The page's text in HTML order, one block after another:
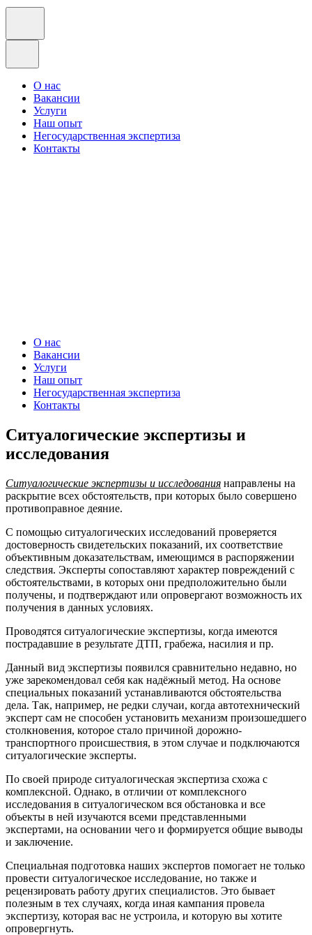
О нас
Вакансии
Услуги
Наш опыт
Негосударственная экспертиза
Контакты
О нас
Вакансии
Услуги
Наш опыт
Негосударственная экспертиза
Контакты
Ситуалогические экспертизы и
исследования
Ситуалогические экспертизы и исследования направлены на
раскрытие всех обстоятельств, при которых было совершено
противоправное деяние.
С помощью ситуалогических исследований проверяется
достоверность свидетельских показаний, их соответствие
объективным доказательствам, имеющимся в распоряжении
следствия. Эксперты сопоставляют характер повреждений с
обстоятельствами, в которых они предположительно были
получены, и подтверждают или опровергают возможность их
получения в данных условиях.
Проводятся ситуалогические экспертизы, когда имеются
пострадавшие в результате ДТП, грабежа, насилия и пр.
Данный вид экспертизы появился сравнительно недавно, но
уже зарекомендовал себя как надёжный метод. На основе
специальных показаний устанавливаются обстоятельства
дела. Так, например, не редки случаи, когда автотехнический
эксперт сам не способен установить механизм произошедшего
столкновения, которое стало причиной дорожно-
транспортного происшествия, в этом случае и подключаются
ситуалогические эксперты.
По своей природе ситуалогическая экспертиза схожа с
комплексной. Однако, в отличии от комплексного
исследования в ситуалогическом вся обстановка и все
объекты в ней изучаются всеми представленными
экспертами, на основании чего и формируется общие выводы
и заключение.
Специальная подготовка наших экспертов помогает не только
провести ситуалогическое исследование, но также и
рецензировать работу других специалистов. Это бывает
полезным в тех случаях, когда иная кампания провела
экспертизу, которая вас не устроила, и которую вы хотите
опровергнуть.